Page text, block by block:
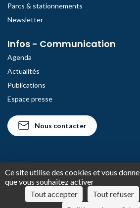
Parcs & stationnements
Newsletter
Infos - Communication
Agenda
Actualités
Publications
Espace presse
Nous contacter
© 2026 Site Officiel de la Ville d'Agde
Plan du site
Mentions légales
Ce site utilise des cookies et vous
que vous souhaitez activer
Tout accepter
Tout refuser